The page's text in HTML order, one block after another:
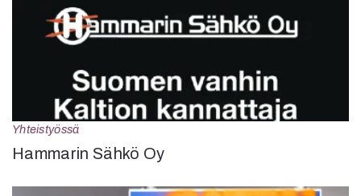
Yhteistyössä
Hammarin Sähkö Oy